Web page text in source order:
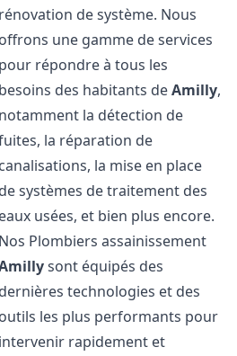
rénovation de système. Nous
offrons une gamme de services
pour répondre à tous les
besoins des habitants deAmilly,
notamment la détection de
la réparation de
canalisations, la mise en place
de systèmes de traitement des
eaux usées, et bien plus encore.
Nos Plombiers assainissement
sont équipés des
dernières technologies et des
outils les plus performants pour
intervenir rapidement et